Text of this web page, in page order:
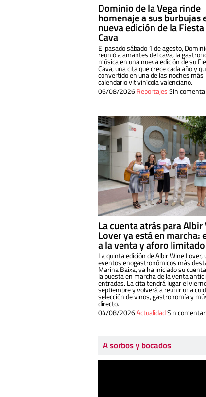
Dominio de la Vega rinde
homenaje a sus burbujas
nueva edición de la
Cava
El pasado sábado 1 de agosto,
reunió a amantes del cava, la
música en una nueva edición de su
Cava, una cita que crece cada año y
convertido en una de las noches más
calendario vitivinícola valenciano.
06/08/2026ReportajesSin
La cuenta atrás para Albir
Lover ya está en marcha:
a la venta y aforo limitado
La quinta edición de Albir Wine Lover,
eventos enogastronómicos más
Marina Baixa, ya ha iniciado su
la puesta en marcha de la venta
entradas. La cita tendrá lugar el
septiembre y volverá a reunir una
selección de vinos, gastronomía y
directo.
04/08/2026ActualidadSin
A sorbos y bocados